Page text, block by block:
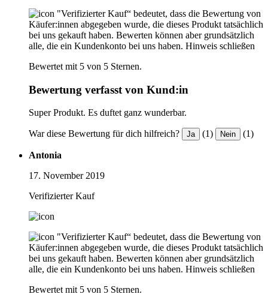
"Verifizierter Kauf“ bedeutet, dass die Bewertung von
Käufer:innen abgegeben wurde, die dieses Produkt tatsächlich
bei uns gekauft haben. Bewerten können aber grundsätzlich
alle, die ein Kundenkonto bei uns haben. Hinweis schließen
Bewertet mit 5 von 5 Sternen.
Bewertung verfasst von Kund:in
Super Produkt. Es duftet ganz wunderbar.
War diese Bewertung für dich hilfreich? Ja (1) Nein (1)
Antonia
17. November 2019
Verifizierter Kauf
"Verifizierter Kauf“ bedeutet, dass die Bewertung von
Käufer:innen abgegeben wurde, die dieses Produkt tatsächlich
bei uns gekauft haben. Bewerten können aber grundsätzlich
alle, die ein Kundenkonto bei uns haben. Hinweis schließen
Bewertet mit 5 von 5 Sternen.